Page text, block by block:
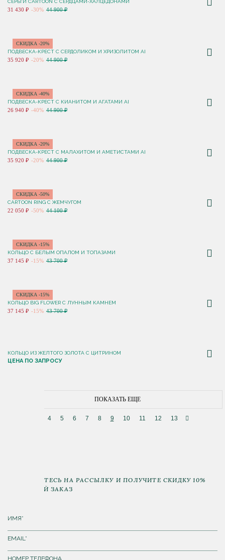
СЕРЬГИ CARTOON C СЕРДЦАМИ-ХАЛЦЕДОНАМИ
31 430 ₽ -30% 44 900 ₽
СКИДКА -20%
ПОДВЕСКА-КРЕСТ С СЕРДОЛИКОМ И ХРИЗОЛИТОМ AI
35 920 ₽ -20% 44 900 ₽
СКИДКА -40%
ПОДВЕСКА-КРЕСТ С КИАНИТОМ И АГАТАМИ AI
26 940 ₽ -40% 44 900 ₽
СКИДКА -20%
ПОДВЕСКА-КРЕСТ С МАЛАХИТОМ И АМЕТИСТАМИ AI
35 920 ₽ -20% 44 900 ₽
СКИДКА -50%
CARTOON RING С ЖЕМЧУГОМ
22 050 ₽ -50% 44 100 ₽
СКИДКА -15%
КОЛЬЦО С БЕЛЫМ ОПАЛОМ И ТОПАЗАМИ
37 145 ₽ -15% 43 700 ₽
СКИДКА -15%
КОЛЬЦО BIG FLOWER С ЛУННЫМ КАМНЕМ
37 145 ₽ -15% 43 700 ₽
КОЛЬЦО ИЗ ЖЕЛТОГО ЗОЛОТА С ЦИТРИНОМ
ЦЕНА ПО ЗАПРОСУ
ПОКАЗАТЬ ЕЩЕ
4 5 6 7 8 9 10 11 12 13
ПОДПИШИТЕСЬ НА РАССЫЛКУ И ПОЛУЧИТЕ СКИДКУ 10%
НА ПЕРВЫЙ ЗАКАЗ